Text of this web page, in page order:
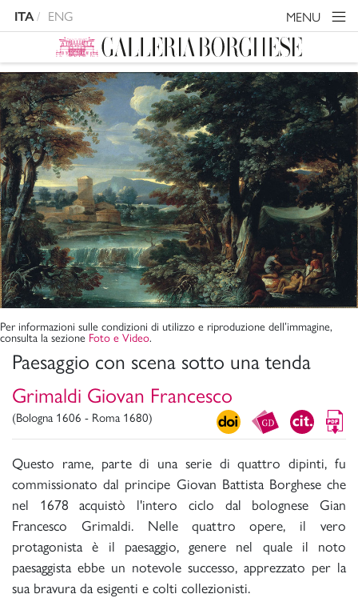
ITA ENG MENU
Paesaggio con scena sotto una tenda
Grimaldi Giovan Francesco
(Bologna 1606 - Roma 1680)
Questo rame, parte di una serie di quattro dipinti, fu
commissionato dal principe Giovan Battista Borghese che
nel 1678 acquistò l'intero ciclo dal bolognese Gian
Francesco Grimaldi. Nelle quattro opere, il vero
protagonista è il paesaggio, genere nel quale il noto
paesaggista ebbe un notevole successo, apprezzato per la
sua bravura da esigenti e colti collezionisti.
Per informazioni sulle condizioni di utilizzo e riproduzione dell’immagine,
consulta la sezione Foto e Video.